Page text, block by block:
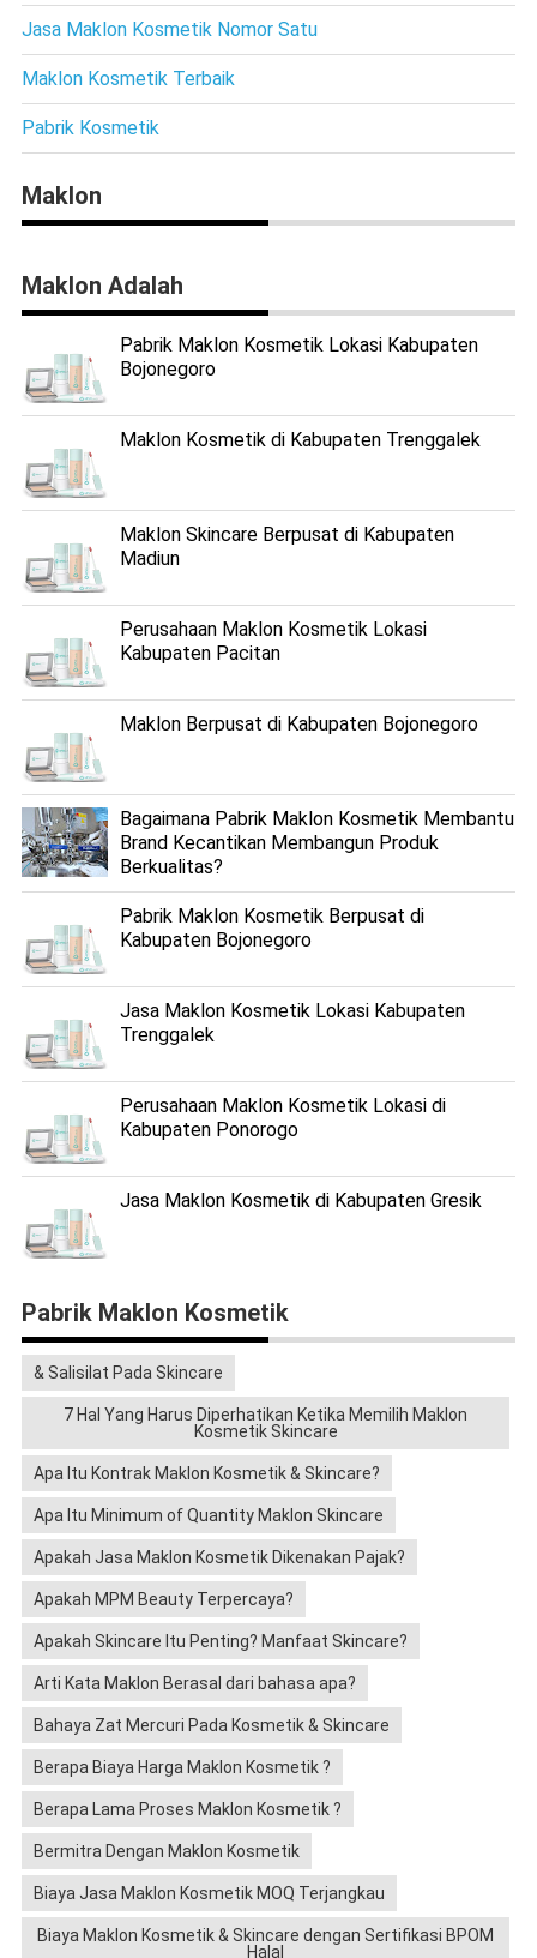
Jasa Maklon Kosmetik Nomor Satu
Maklon Kosmetik Terbaik
Pabrik Kosmetik
Maklon
Maklon Adalah
Pabrik Maklon Kosmetik Lokasi Kabupaten
Bojonegoro
Maklon Kosmetik di Kabupaten Trenggalek
Maklon Skincare Berpusat di Kabupaten
Madiun
Perusahaan Maklon Kosmetik Lokasi
Kabupaten Pacitan
Maklon Berpusat di Kabupaten Bojonegoro
Bagaimana Pabrik Maklon Kosmetik Membantu
Brand Kecantikan Membangun Produk
Berkualitas?
Pabrik Maklon Kosmetik Berpusat di
Kabupaten Bojonegoro
Jasa Maklon Kosmetik Lokasi Kabupaten
Trenggalek
Perusahaan Maklon Kosmetik Lokasi di
Kabupaten Ponorogo
Jasa Maklon Kosmetik di Kabupaten Gresik
Pabrik Maklon Kosmetik
& Salisilat Pada Skincare
7 Hal Yang Harus Diperhatikan Ketika Memilih Maklon
Kosmetik Skincare
Apa Itu Kontrak Maklon Kosmetik & Skincare?
Apa Itu Minimum of Quantity Maklon Skincare
Apakah Jasa Maklon Kosmetik Dikenakan Pajak?
Apakah MPM Beauty Terpercaya?
Apakah Skincare Itu Penting? Manfaat Skincare?
Arti Kata Maklon Berasal dari bahasa apa?
Bahaya Zat Mercuri Pada Kosmetik & Skincare
Berapa Biaya Harga Maklon Kosmetik ?
Berapa Lama Proses Maklon Kosmetik ?
Bermitra Dengan Maklon Kosmetik
Biaya Jasa Maklon Kosmetik MOQ Terjangkau
Biaya Maklon Kosmetik & Skincare dengan Sertifikasi BPOM
Halal